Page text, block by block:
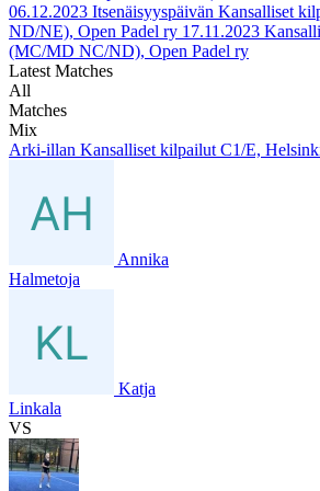
06.12.2023 Itsenäisyyspäivän Kansalliset
ND/NE), Open Padel ry 17.11.2023
(MC/MD NC/ND), Open Padel ry
Latest Matches
All
Matches
Mix
Arki-illan Kansalliset kilpailut C1/E,
Annika
Halmetoja
Katja
Linkala
VS